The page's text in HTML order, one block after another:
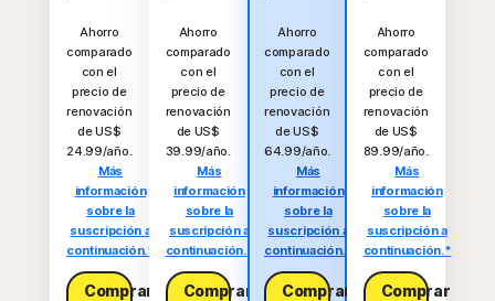
Ahorro
comparado
con el
precio de
renovación
de US$
24.99/año.
Más
información
sobre la
suscripción a
continuación.*
Comprar
Ahorro
comparado
con el
precio de
renovación
de US$
39.99/año.
Más
información
sobre la
suscripción a
continuación.*
Comprar
Ahorro
comparado
con el
precio de
renovación
de US$
64.99/año.
Más
información
sobre la
suscripción a
continuación.*
Comprar
Ahorro
comparado
con el
precio de
renovación
de US$
89.99/año.
Más
información
sobre la
suscripción a
continuación.*
Comprar